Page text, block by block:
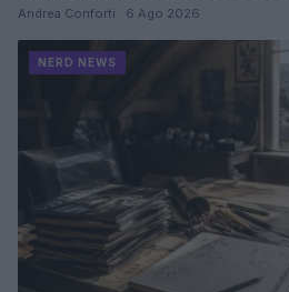
Andrea Conforti · 6 Ago 2026
NERD NEWS